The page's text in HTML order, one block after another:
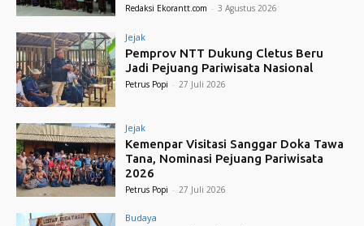
Redaksi Ekorantt.com - 3 Agustus 2026
Jejak
Pemprov NTT Dukung Cletus Beru
Jadi Pejuang Pariwisata Nasional
Petrus Popi - 27 Juli 2026
Jejak
Kemenpar Visitasi Sanggar Doka Tawa
Tana, Nominasi Pejuang Pariwisata
2026
Petrus Popi - 27 Juli 2026
Budaya